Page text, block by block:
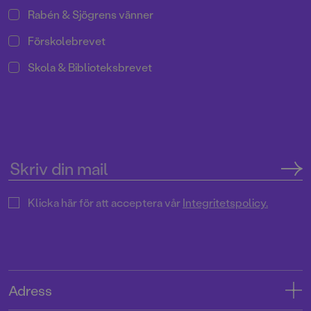
Rabén & Sjögrens vänner
Förskolebrevet
Skola & Biblioteksbrevet
Klicka här för att acceptera vårIntegritetspolicy.
Adress